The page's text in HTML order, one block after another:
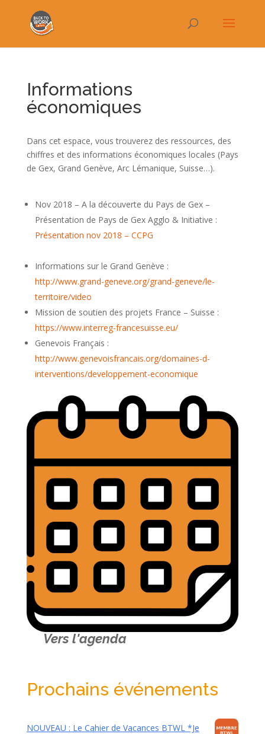
Informations
économiques
Dans cet espace, vous trouverez des ressources, des
chiffres et des informations économiques locales (Pays
de Gex, Grand Genève, Arc Lémanique, Suisse…).
Nov 2018 – A la découverte du Pays de Gex –
Présentation de Pays de Gex Agglo & Initiative :
Présentation nov 2018 – CCPG
Informations sur le Grand Genève :
http://www.grand-geneve.org/grand-geneve/le-
territoire/video
Mission de soutien des projets France – Suisse :
https://www.interreg-francesuisse.eu/
Genevois Français :
http://www.genevoisfrancais.org/domaines-d-
interventions/developpement-economique
Vers l'agenda
Prochains événements
NOUVEAU : Le Cahier de Vacances BTWL *Je